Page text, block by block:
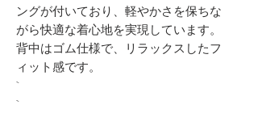
ングが付いており、軽やかさを保ちな
がら快適な着心地を実現しています。
背中はゴム仕様で、リラックスしたフ
ィット感です。